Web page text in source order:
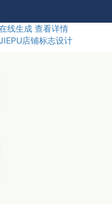
线生成 查看详情
店铺标志设计